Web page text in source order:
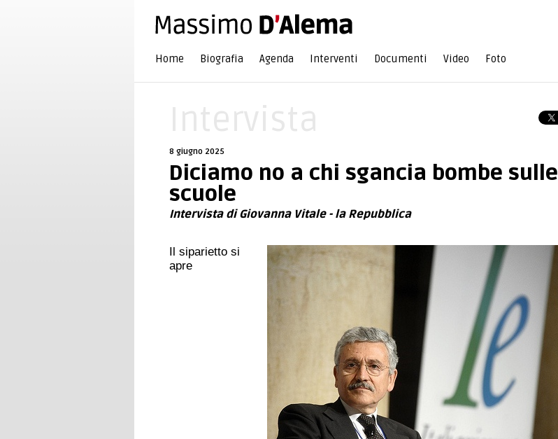
Home Biografia Agenda Interventi Documenti Video Foto
8 giugno 2025
Diciamo no a chi sgancia bombe sulle
scuole
Intervista di Giovanna Vitale - la Repubblica
Il siparietto si
apre